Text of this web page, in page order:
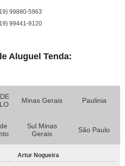
99880-5963
99441-9120
Aluguel Tenda:
Minas Gerais Paulinia
Sul Minas
Gerais
São Paulo
Artur Nogueira